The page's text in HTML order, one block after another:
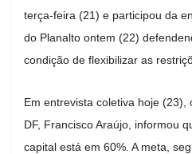
terça-feira (21) e participou da
do Planalto ontem (22)
condição de flexibilizar as
Em entrevista coletiva hoje (23),
DF, Francisco Araújo, informou
capital está em 60%. A meta,